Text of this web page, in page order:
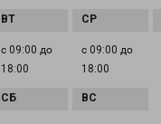
с 09:00 до
18:00
с 09:00 до
18:00